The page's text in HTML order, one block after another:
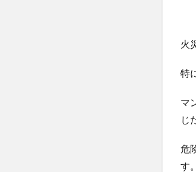
火
特
マ
じ
危
す。